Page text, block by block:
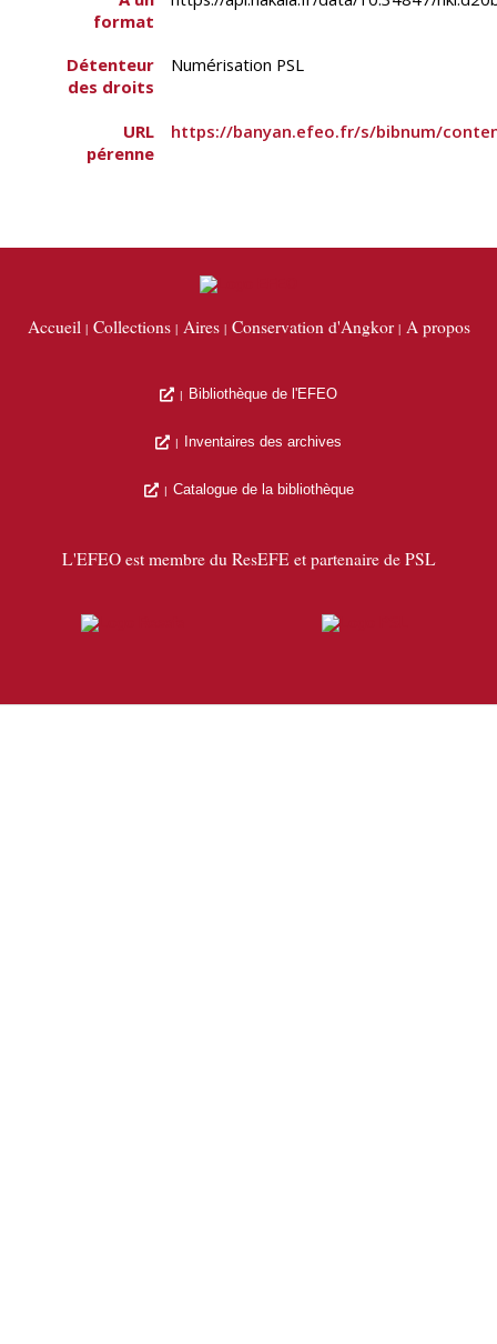
format
Détenteur
des droits
Numérisation PSL
URL
pérenne
https://banyan.efeo.fr/s/bibnum/
Accueil Collections Aires Conservation d'Angkor A propos
Bibliothèque de l'EFEO
Inventaires des archives
Catalogue de la bibliothèque
L'EFEO est membre du ResEFE et partenaire de PSL